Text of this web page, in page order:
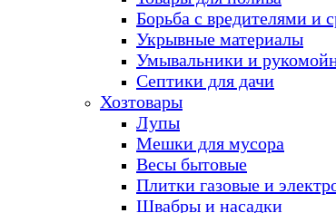
Борьба с вредителями и
Укрывные материалы
Умывальники и
Септики для дачи
Хозтовары
Лупы
Мешки для мусора
Весы бытовые
Плитки газовые и
Швабры и насадки